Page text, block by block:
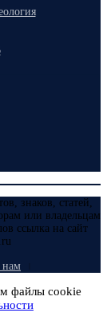
знаков, статей,
или владельцам
ссылка на сайт
нам
файлы cookie